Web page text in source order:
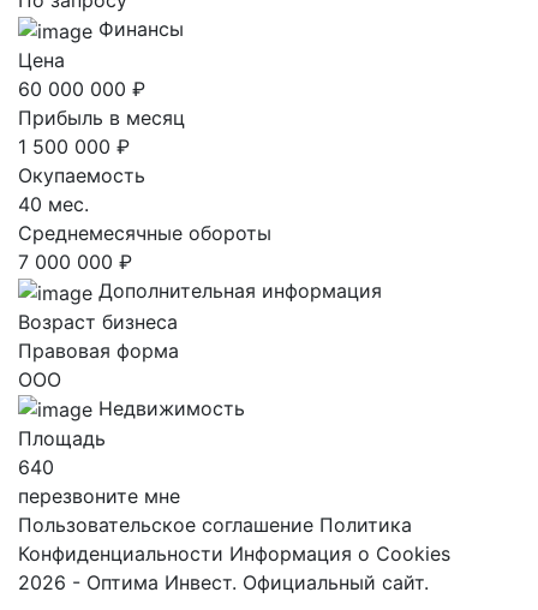
Финансы
Цена
60 000 000 ₽
Прибыль в месяц
1 500 000 ₽
Окупаемость
40 мес.
Среднемесячные обороты
7 000 000 ₽
Дополнительная информация
Возраст бизнеса
Правовая форма
ООО
Недвижимость
Площадь
640
перезвоните мне
Пользовательское соглашение Политика
Конфиденциальности Информация о Cookies
2026 - Оптима Инвест. Официальный сайт.